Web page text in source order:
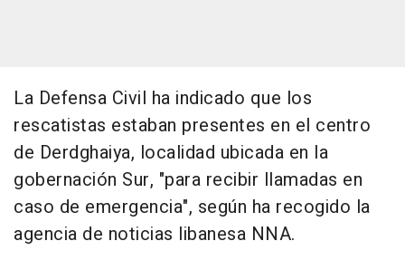
La Defensa Civil ha indicado que los
rescatistas estaban presentes en el centro
de Derdghaiya, localidad ubicada en la
gobernación Sur, "para recibir llamadas en
caso de emergencia", según ha recogido la
agencia de noticias libanesa NNA.